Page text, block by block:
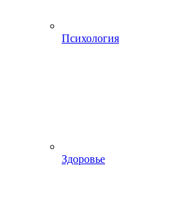
Психология
Здоровье